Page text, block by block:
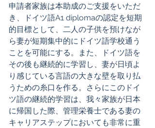
申請者家族は本助成のご支援をいただ
き、ドイツ語A1 diplomaの認定を短期
的目標として、二人の子供を預けなが
ら妻が短期集中的にドイツ語学校通う
ことを可能にする。また、ドイツ語を
その後も継続的に学習し、妻が日頃よ
り感じている言語の大きな壁を取り払
うための糸口を作る。さらにこのドイ
ツ語の継続的学習は、我々家族が日本
に帰国した際、管理栄養士である妻の
キャリアステップにおいても非常に重